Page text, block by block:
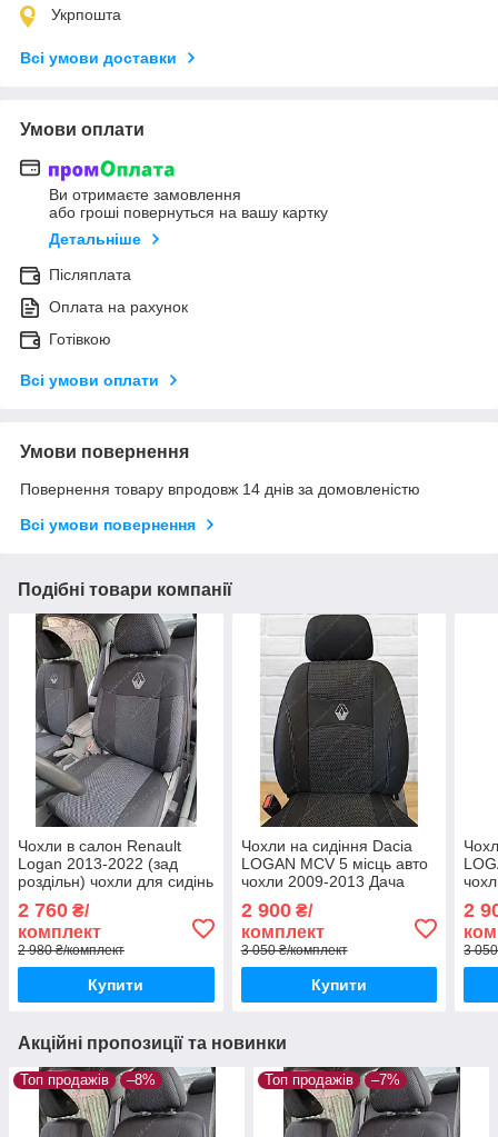
Укрпошта
Всі умови доставки
Умови оплати
Ви отримаєте замовлення
або гроші повернуться на вашу картку
Детальніше
Післяплата
Оплата на рахунок
Готівкою
Всі умови оплати
Умови повернення
Повернення товару впродовж 14 днів за домовленістю
Всі умови повернення
Подібні товари компанії
Чохли в салон Renault
Logan 2013-2022 (зад
роздільн) чохли для сидінь
Рено Логан авто чохли
Renault Logan
2 760 ₴/
комплект
2 980 ₴/комплект
Купити
Чохли на сидіння Dacia
LOGAN MCV 5 місць авто
чохли 2009-2013 Дача
ЛОГАН МЦВ 5м (спинка
суцільна)
2 900₴/
комплект
3 050 ₴/комплект
Купити
2
3
Акційні пропозиції та новинки
Топ продажів –8% Топ продажів –7%